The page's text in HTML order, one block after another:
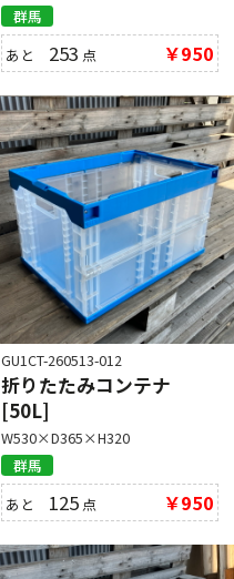
群馬
あと 253 点 ￥950
GU1CT-260513-012
折りたたみコンテナ
[50L]
W530×D365×H320
群馬
あと 125 点 ￥950